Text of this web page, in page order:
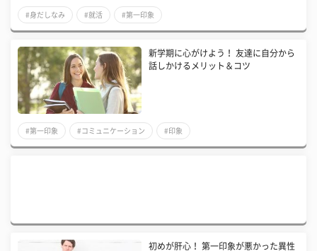
#身だしなみ #就活 #第一印象
新学期に心がけよう！ 友達に自分から
話しかけるメリット＆コツ
#第一印象 #コミュニケーション #印象
初めが肝心！ 第一印象が悪かった異性